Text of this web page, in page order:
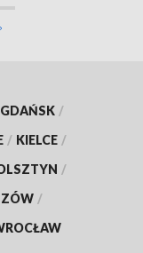
GDAŃSK /
/ KIELCE /
/
/